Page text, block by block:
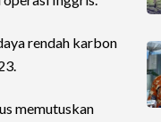
rendah karbon
memutuskan